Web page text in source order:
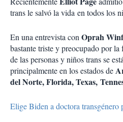
trans le salvó la vida en todos los
En una entrevista conOprah
bastante triste y preocupado por
de las personas y niños trans se
principalmente en los estados de
del Norte, Florida, Texas,
Elige Biden a doctora transgénero